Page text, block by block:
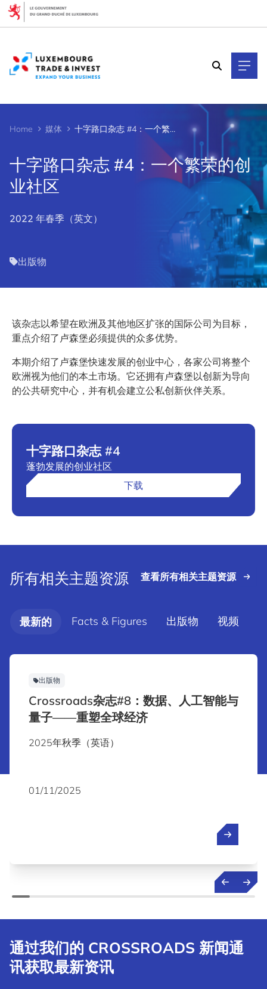
Home 媒体 十字路口杂志 #4：一个繁荣的创业社区
十字路口杂志 #4：一个繁荣的创
业社区
2022 年春季（英文）
出版物
该杂志以希望在欧洲及其他地区扩张的国际公司为目标，
重点介绍了卢森堡必须提供的众多优势。
本期介绍了卢森堡快速发展的创业中心，各家公司将整个
欧洲视为他们的本土市场。它还拥有卢森堡以创新为导向
的公共研究中心，并有机会建立公私创新伙伴关系。
十字路口杂志 #4
蓬勃发展的创业社区
下载
所有相关主题资源 查看所有相关主题资源
最新的 Facts & Figures 出版物 视频
出版物
Crossroads杂志#8：数据、人工智能与
量子——重塑全球经济
2025年秋季（英语）
01/11/2025
通过我们的 CROSSROADS 新闻通
讯获取最新资讯
Cookies management panel